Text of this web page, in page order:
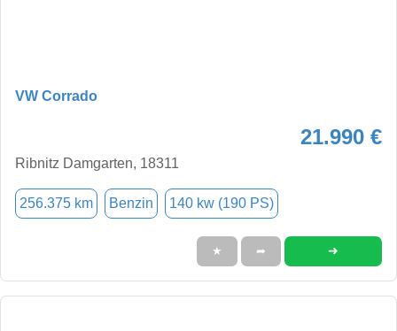
VW Corrado
21.990 €
Ribnitz Damgarten, 18311
256.375 km Benzin 140 kw (190 PS)
★ ➦ ➜